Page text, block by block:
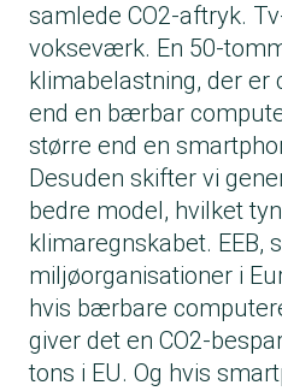
samlede CO2-aftryk.
vokseværk. En 50-
klimabelastning, der er
end en bærbar
større end en
Desuden skifter vi
bedre model, hvilket
klimaregnskabet.
miljøorganisationer i
hvis bærbare
giver det en CO2-
tons i EU. Og hvis